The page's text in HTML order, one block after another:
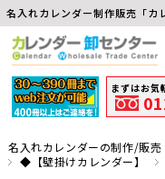
名入れカレンダー制作販売「カ
まずはお気
名入れカレンダーの制作/販売
◆【壁掛けカレンダー】